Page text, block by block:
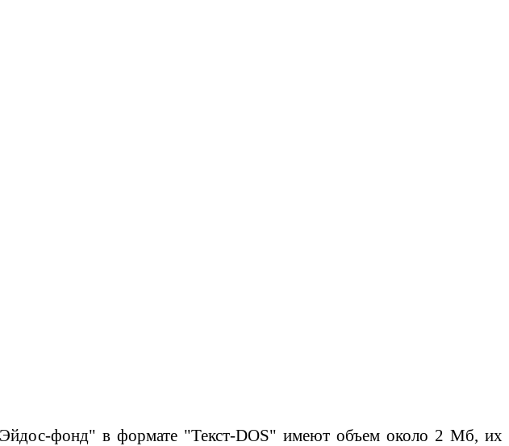
Эйдос-фонд" в формате "Текст-DOS" имеют объем около 2 Мб, их